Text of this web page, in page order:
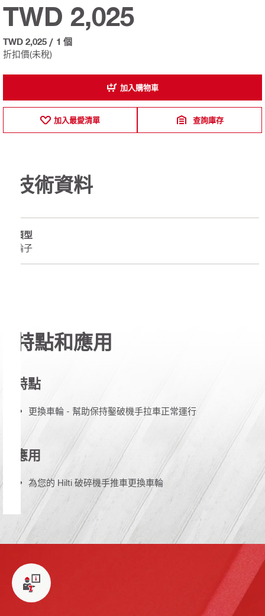
折扣價(未稅)
TWD 2,025
TWD 2,025 / 1 個
加入購物車
加入最愛清單 查詢庫存
技術資料
類型
輪子
特點和應用
特點
更換車輪 - 幫助保持鑿破機手拉車正常運行
應用
為您的 Hilti 破碎機手推車更換車輪